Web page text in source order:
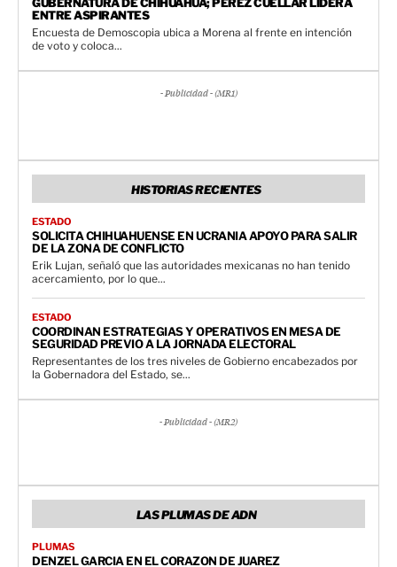
ENTRE ASPIRANTES
Encuesta de Demoscopia ubica a Morena al frente en intención
de voto y coloca...
- Publicidad - (MR1)
HISTORIAS RECIENTES
ESTADO
SOLICITA CHIHUAHUENSE EN UCRANIA APOYO PARA SALIR
DE LA ZONA DE CONFLICTO
Erik Lujan, señaló que las autoridades mexicanas no han tenido
acercamiento, por lo que...
ESTADO
COORDINAN ESTRATEGIAS Y OPERATIVOS EN MESA DE
SEGURIDAD PREVIO A LA JORNADA ELECTORAL
Representantes de los tres niveles de Gobierno encabezados por
la Gobernadora del Estado, se...
- Publicidad - (MR2)
LAS PLUMAS DE ADN
PLUMAS
DENZEL GARCIA EN EL CORAZON DE JUAREZ